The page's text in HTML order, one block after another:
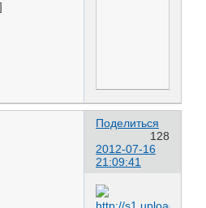
Поделиться
128
2012-07-16
21:09:41